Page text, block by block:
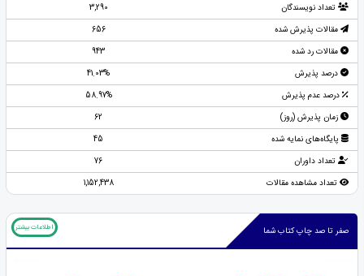
تعداد نویسندگان
3,290
مقالات پذیرش شده
656
مقالات رد شده
943
درصد پذیرش
41.03%
درصد عدم پذیرش
58.97%
زمان پذیرش (روز)
62
پایگاه‌های نمایه شده
45
تعداد داوران
76
تعداد مشاهده مقالات
1,152,438
صفر تا صد چاپ کتاب شما اطلاعات بیشتر